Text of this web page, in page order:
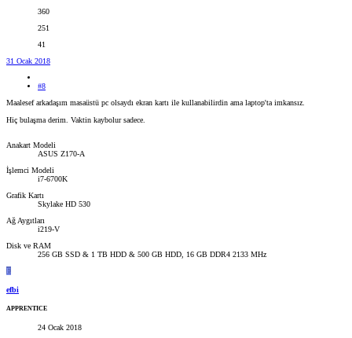
360
251
41
31 Ocak 2018
#8
Maalesef arkadaşım masaüstü pc olsaydı ekran kartı ile kullanabilirdin ama laptop'ta imkansız.
Hiç bulaşma derim. Vaktin kaybolur sadece.
Anakart Modeli
ASUS Z170-A
İşlemci Modeli
i7-6700K
Grafik Kartı
Skylake HD 530
Ağ Aygıtları
i219-V
Disk ve RAM
256 GB SSD & 1 TB HDD & 500 GB HDD, 16 GB DDR4 2133 MHz
E
efbi
APPRENTICE
24 Ocak 2018